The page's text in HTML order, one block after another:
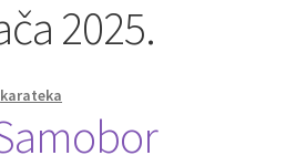
2025.
karateka